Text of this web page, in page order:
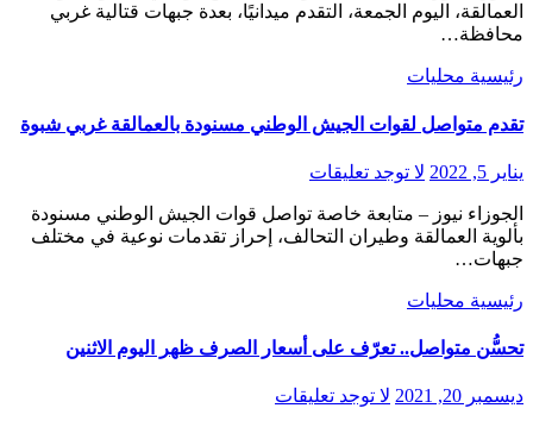
العمالقة، اليوم الجمعة، التقدم ميدانيًا، بعدة جبهات قتالية غربي
محافظة…
رئيسية محليات
تقدم متواصل لقوات الجيش الوطني مسنودة بالعمالقة غربي شبوة
يناير 5, 2022 لا توجد تعليقات
بألوية العمالقة وطيران التحالف، إحراز تقدمات نوعية في مختلف
جبهات…
رئيسية محليات
تحسُّن متواصل.. تعرّف على أسعار الصرف ظهر اليوم الاثنين
ديسمبر 20, 2021 لا توجد تعليقات